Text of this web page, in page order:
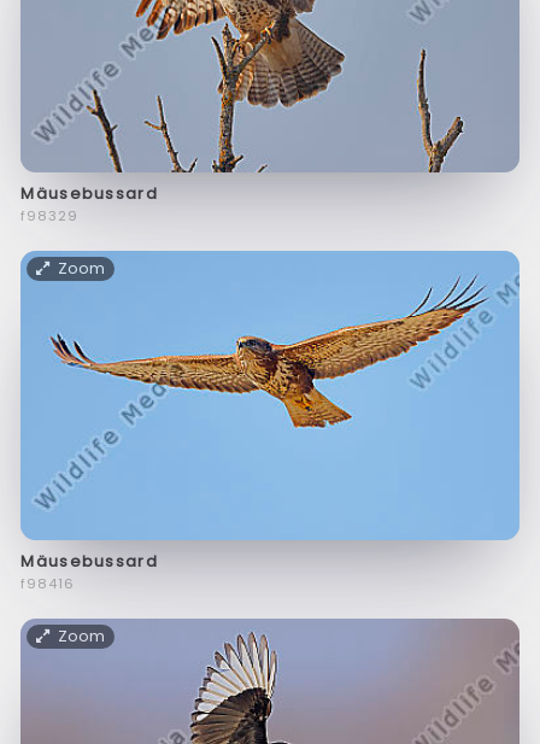
Mäusebussard
f98329
Zoom
Mäusebussard
f98416
Zoom